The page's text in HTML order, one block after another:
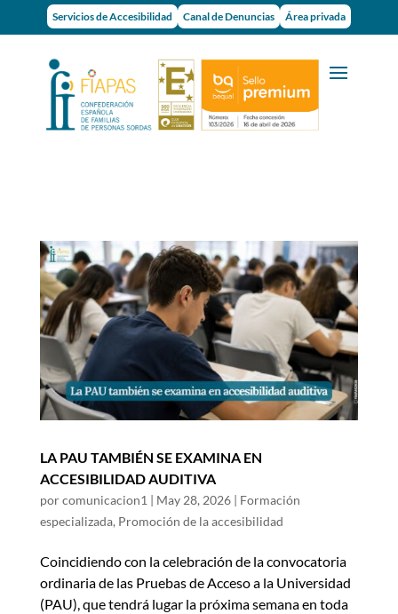
Servicios de Accesibilidad Canal de Denuncias Área privada
LA PAU TAMBIÉN SE EXAMINA EN
ACCESIBILIDAD AUDITIVA
porcomunicacion1 | May 28, 2026| Formación
especializada, Promoción de la accesibilidad
Coincidiendo con la celebración de la convocatoria
ordinaria de las Pruebas de Acceso a la Universidad
(PAU), que tendrá lugar la próxima semana en toda